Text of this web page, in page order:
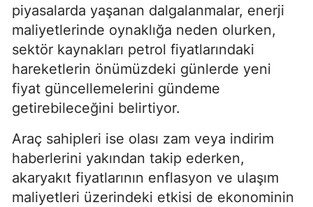
piyasalarda yaşanan dalgalanmalar, enerji
maliyetlerinde oynaklığa neden olurken,
sektör kaynakları petrol fiyatlarındaki
hareketlerin önümüzdeki günlerde yeni
fiyat güncellemelerini gündeme
getirebileceğini belirtiyor.
Araç sahipleri ise olası zam veya indirim
haberlerini yakından takip ederken,
akaryakıt fiyatlarının enflasyon ve ulaşım
maliyetleri üzerindeki etkisi de ekonominin